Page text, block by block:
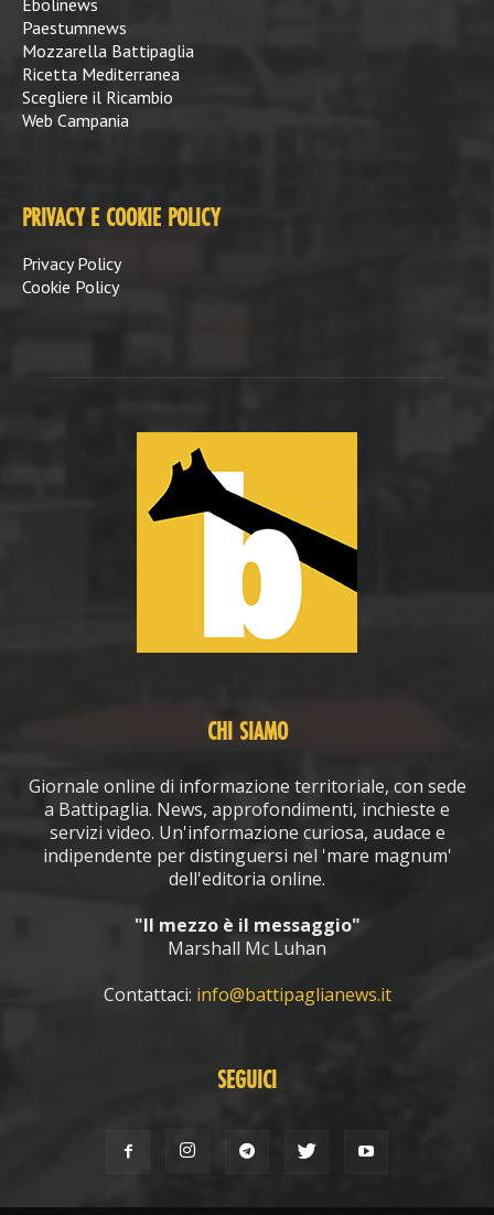
Paestumnews
Mozzarella Battipaglia
Ricetta Mediterranea
Scegliere il Ricambio
Web Campania
PRIVACY E COOKIE POLICY
Privacy Policy
Cookie Policy
CHI SIAMO
Giornale online di informazione territoriale, con sede
a Battipaglia. News, approfondimenti, inchieste e
servizi video. Un'informazione curiosa, audace e
indipendente per distinguersi nel 'mare magnum'
dell'editoria online.
"Il mezzo è il messaggio"
Marshall Mc Luhan
Contattaci: info@battipaglianews.it
SEGUICI